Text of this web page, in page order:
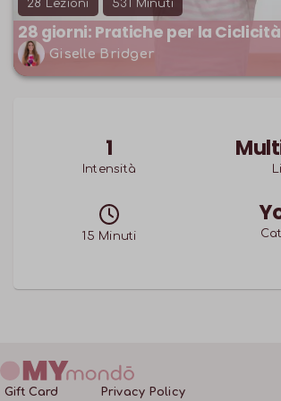
28 Lezioni 531 Minuti
28 giorni: Pratiche per la
Giselle Bridger
1
Intensità
15 Minuti
Gift Card Privacy Policy